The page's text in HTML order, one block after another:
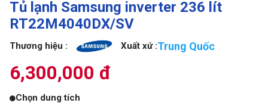
Tủ lạnh Samsung inverter 236 lít
RT22M4040DX/SV
Thương hiệu : Xuất xứ :Trung Quốc
6,300,000 đ
Chọn dung tích